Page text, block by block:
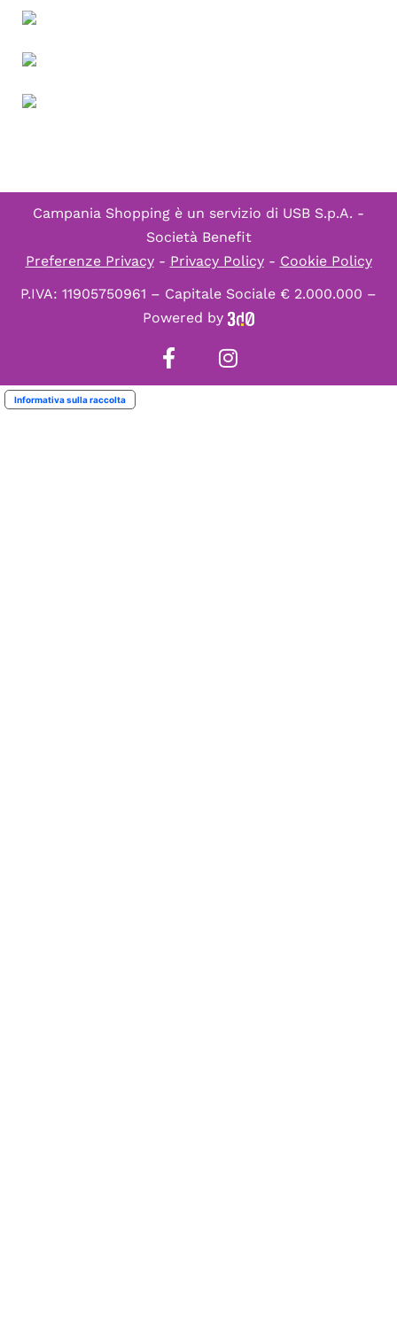
Campania Shopping è un servizio di USB S.p.A. -
Società Benefit
Preferenze Privacy- Privacy Policy- Cookie Policy
P.IVA: 11905750961 – Capitale Sociale € 2.000.000 –
Powered by
Informativa sulla raccolta